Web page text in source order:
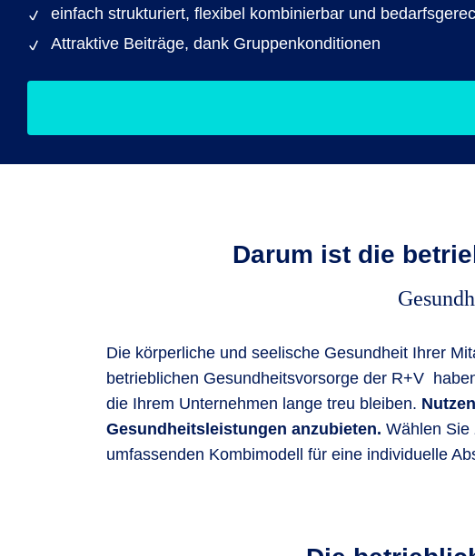
einfach strukturiert, flexibel kombinierbar und
Attraktive Beiträge, dank Gruppenkonditionen
Darum ist die
Die körperliche und seelische Gesundheit Ihrer
betrieblichen Gesundheitsvorsorge der R+V
die Ihrem Unternehmen lange treu bleiben.
Gesundheitsleistungen anzubieten.Wählen Sie
umfassenden Kombimodell für eine individuelle